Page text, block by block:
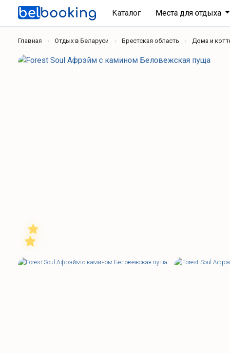
Каталог Места для отдыха
Главная Отдых в Беларуси Брестская область Дома и